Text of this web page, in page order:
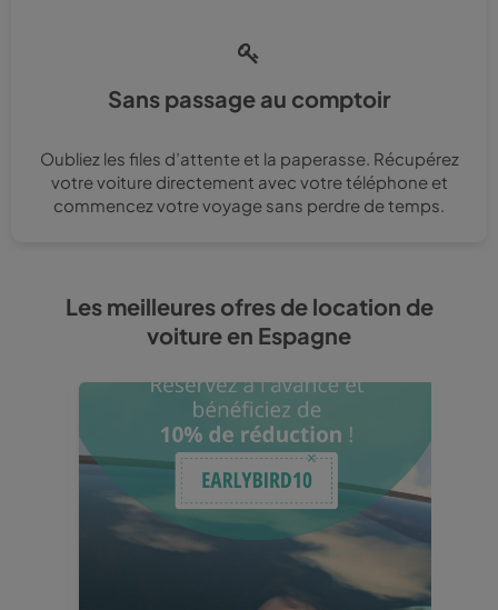
Sans passage au comptoir
Oubliez les files d’attente et la paperasse. Récupérez
votre voiture directement avec votre téléphone et
commencez votre voyage sans perdre de temps.
Les meilleures ofres de location de
voiture en Espagne